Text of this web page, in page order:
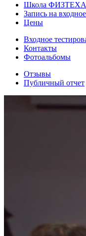
Школа ФИЗТЕХА
Запись на
Цены
Входное
Контакты
Фотоальбомы
Отзывы
Публичный отчет